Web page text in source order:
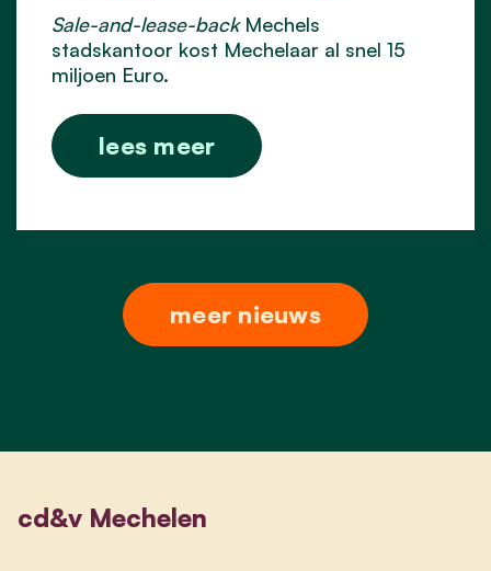
Sale-and-lease-backMechels
stadskantoor kost Mechelaar al snel 15
miljoen Euro.
lees meer
meer nieuws
cd&v Mechelen